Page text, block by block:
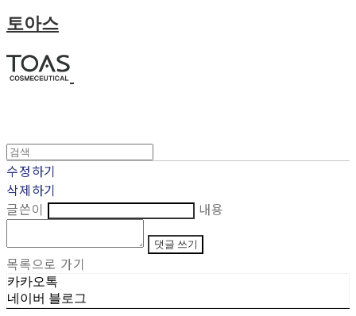
토아스
수정하기
삭제하기
글쓴이
내용
댓글 쓰기
목록으로 가기
카카오톡
네이버 블로그